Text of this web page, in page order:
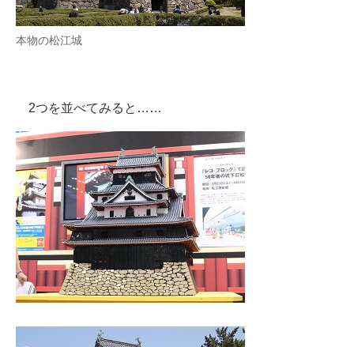
本物の松江城
2つを並べてみると……